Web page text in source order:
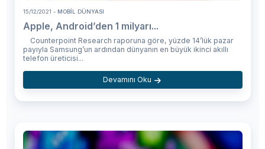
15/12/2021 - MOBIL DÜNYASI
Apple, Android’den 1 milyarı...
Counterpoint Research raporuna göre, yüzde 14’lük pazar
payıyla Samsung’un ardından dünyanın en büyük ikinci akıllı
telefon üreticisi...
Devamını Oku